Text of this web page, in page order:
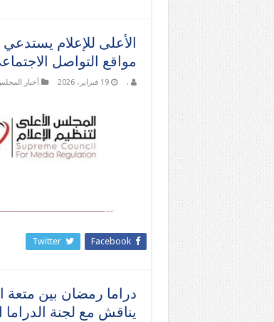
الأعلى للإعلام
مواقع التواصل
. 19 فبراير، 2026 أخبار
Facebook
Twitter
دراما رمضان بين متعة
يناقش مع لجنة